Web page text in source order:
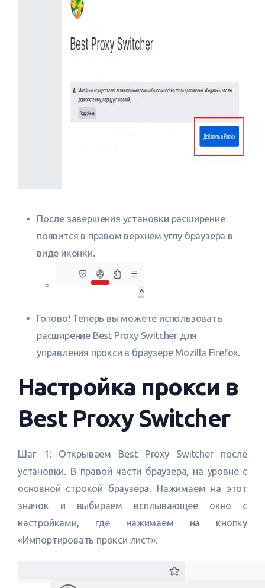
После завершения установки расширение
появится в правом верхнем углу браузера в
виде иконки.
Готово! Теперь вы можете использовать
расширение Best Proxy Switcher для
управления прокси в браузере Mozilla Firefox.
Настройка прокси в
Best Proxy Switcher
Шаг 1: Открываем Best Proxy Switcher после
установки. В правой части браузера, на уровне с
основной строкой браузера. Нажимаем на этот
значок и выбираем всплывающее окно с
настройками, где нажимаем на кнопку
«Импортировать прокси лист».